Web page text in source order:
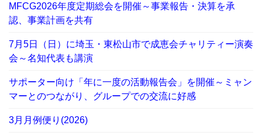
MFCG2026年度定期総会を開催～事業報告・決算を承
認、事業計画を共有
7月5日（日）に埼玉・東松山市で成恵会チャリティー演奏
会～名知代表も講演
サポーター向け「年に一度の活動報告会」を開催～ミャン
マーとのつながり、グループでの交流に好感
3月月例便り(2026)